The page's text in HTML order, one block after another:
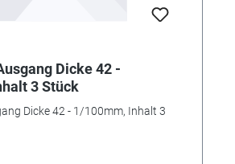
Dicke 42 -
3 Stück
Dicke 42 - 1/100mm, Inhalt 3